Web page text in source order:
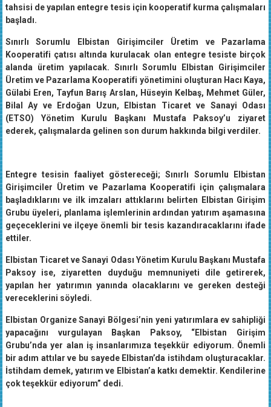
tahsisi de yapılan entegre tesis için kooperatif kurma çalışmaları
başladı.
Sınırlı Sorumlu Elbistan Girişimciler Üretim ve Pazarlama
Kooperatifi çatısı altında kurulacak olan entegre tesiste birçok
alanda üretim yapılacak. Sınırlı Sorumlu Elbistan Girişimciler
Üretim ve Pazarlama Kooperatifi yönetimini oluşturan Hacı Kaya,
Gülabi Eren, Tayfun Barış Arslan, Hüseyin Kelbaş, Mehmet Güler,
Bilal Ay ve Erdoğan Uzun, Elbistan Ticaret ve Sanayi Odası
(ETSO) Yönetim Kurulu Başkanı Mustafa Paksoy’u ziyaret
ederek, çalışmalarda gelinen son durum hakkında bilgi verdiler.
Entegre tesisin faaliyet göstereceği; Sınırlı Sorumlu Elbistan
Girişimciler Üretim ve Pazarlama Kooperatifi için çalışmalara
başladıklarını ve ilk imzaları attıklarını belirten Elbistan Girişim
Grubu üyeleri, planlama işlemlerinin ardından yatırım aşamasına
geçeceklerini ve ilçeye önemli bir tesis kazandıracaklarını ifade
ettiler.
Elbistan Ticaret ve Sanayi Odası Yönetim Kurulu Başkanı Mustafa
Paksoy ise, ziyaretten duyduğu memnuniyeti dile getirerek,
yapılan her yatırımın yanında olacaklarını ve gereken desteği
vereceklerini söyledi.
Elbistan Organize Sanayi Bölgesi’nin yeni yatırımlara ev sahipliği
yapacağını vurgulayan Başkan Paksoy, “Elbistan Girişim
Grubu’nda yer alan iş insanlarımıza teşekkür ediyorum. Önemli
bir adım attılar ve bu sayede Elbistan’da istihdam oluşturacaklar.
İstihdam demek, yatırım ve Elbistan’a katkı demektir. Kendilerine
çok teşekkür ediyorum” dedi.